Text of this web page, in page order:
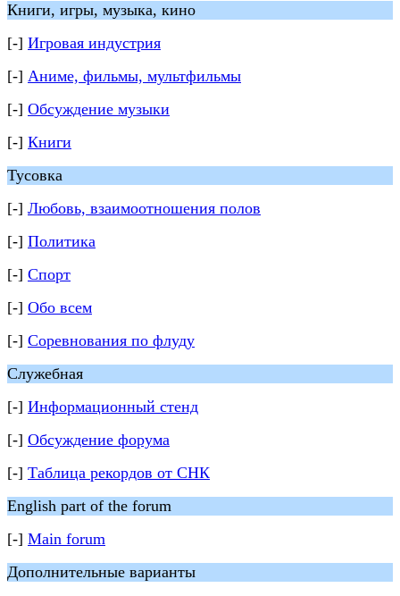
Книги, игры, музыка, кино
[-] Игровая индустрия
[-] Аниме, фильмы, мультфильмы
[-] Обсуждение музыки
[-] Книги
Тусовка
[-] Любовь, взаимоотношения полов
[-] Политика
[-] Спорт
[-] Обо всем
[-] Соревнования по флуду
Служебная
[-] Информационный стенд
[-] Обсуждение форума
[-] Таблица рекордов от СНК
English part of the forum
[-] Main forum
Дополнительные варианты